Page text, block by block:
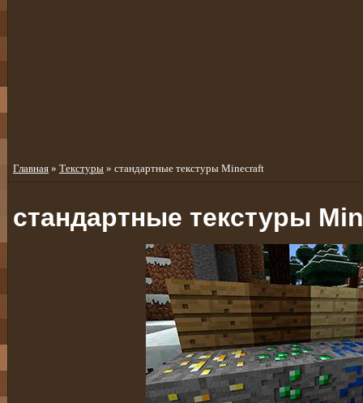
Главная » Текстуры » стандартные текстуры Minecraft
стандартные текстуры